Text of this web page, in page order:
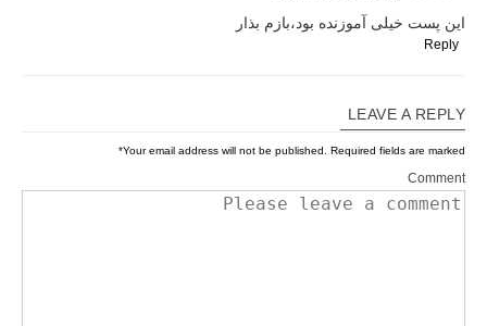
این پست خیلی آموزنده بود،بازم بذار
Reply
LEAVE A REPLY
Your email address will not be published. Required fields are marked
*
Comment